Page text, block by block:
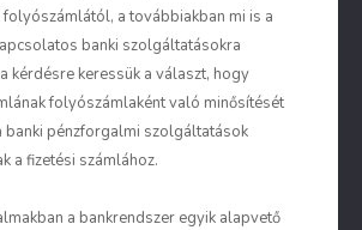
a továbbiakban mi is a
banki szolgáltatásokra
kérdésre keressük a választ, hogy
folyószámlaként való minősítését
banki pénzforgalmi szolgáltatások
a fizetési számlához.
a bankrendszer egyik alapvető